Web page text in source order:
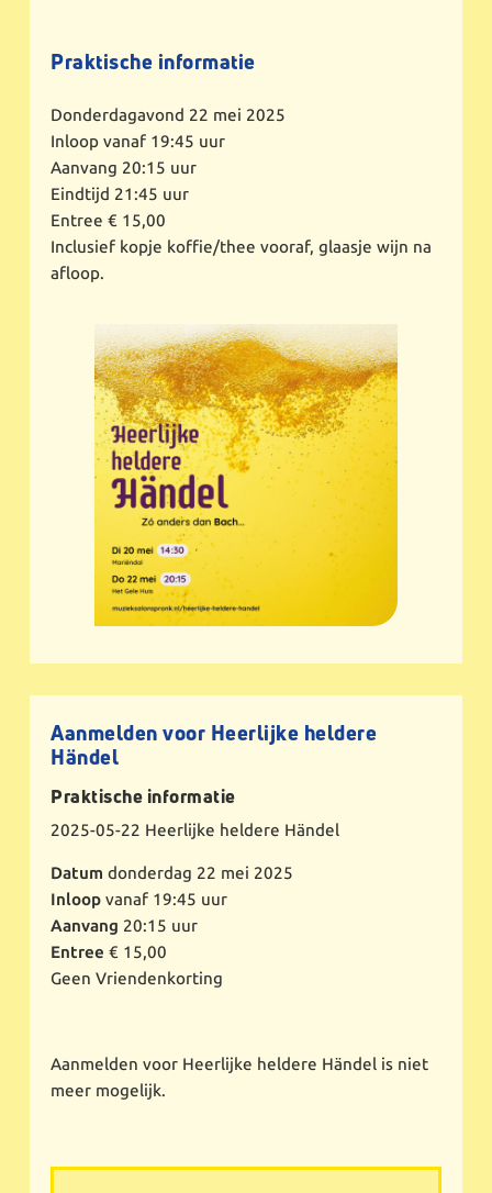
Praktische informatie
Donderdagavond 22 mei 2025
Inloop vanaf 19:45 uur
Aanvang 20:15 uur
Eindtijd 21:45 uur
Entree € 15,00
Inclusief kopje koffie/thee vooraf, glaasje wijn na
afloop.
Aanmelden voor Heerlijke heldere
Händel
Praktische informatie
2025-05-22 Heerlijke heldere Händel
Datum donderdag 22 mei 2025
Inloop vanaf 19:45 uur
Aanvang 20:15 uur
Entree € 15,00
Geen Vriendenkorting
Aanmelden voor Heerlijke heldere Händel is niet
meer mogelijk.